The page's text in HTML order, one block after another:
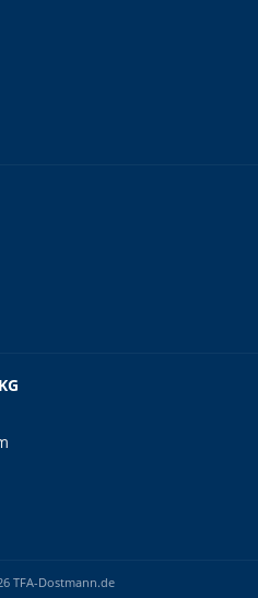
TFA-Dostmann.de